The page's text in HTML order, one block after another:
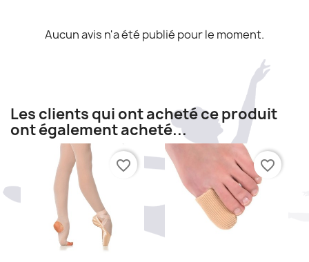
Aucun avis n'a été publié pour le moment.
Les clients qui ont acheté ce produit
ont également acheté...
favorite_border favorite_border